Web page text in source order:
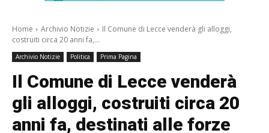
Home Archivio Notizie
Il Comune di Lecce venderà gli alloggi,
costruiti circa 20 anni fa,...
Archivio Notizie Politica Prima Pagina
Il Comune di Lecce venderà
gli alloggi, costruiti circa 20
anni fa, destinati alle forze